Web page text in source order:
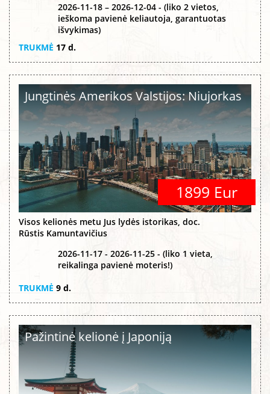
2026-11-18 – 2026-12-04 - (liko 2 vietos,
ieškoma pavienė keliautoja, garantuotas
išvykimas)
TRUKMĖ 17 d.
Jungtinės Amerikos Valstijos: Niujorkas
1899 Eur
Visos kelionės metu Jus lydės istorikas, doc.
Rūstis Kamuntavičius
2026-11-17 - 2026-11-25 - (liko 1 vieta,
reikalinga pavienė moteris!)
TRUKMĖ 9 d.
Pažintinė kelionė į Japoniją